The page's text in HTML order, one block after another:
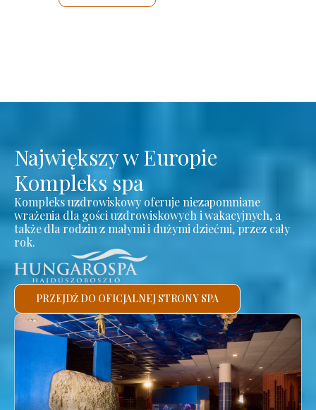
Największy w Europie
Kompleks spa
Kompleks uzdrowiskowy oferuje niezapomniane
wrażenia dla gości uzdrowiskowych i wakacyjnych, a
także dla rodzin z małymi i dużymi dziećmi, przez cały
rok.
PRZEJDŹ DO OFICJALNEJ STRONY SPA